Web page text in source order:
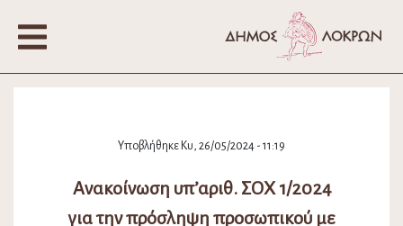
Υποβλήθηκε Κυ, 26/05/2024 - 11:19
Ανακοίνωση υπ’αριθ. ΣΟΧ 1/2024
για την πρόσληψη προσωπικού με